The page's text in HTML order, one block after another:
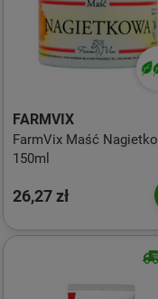
FARMVIX
FarmVix Maść
150ml
26,27 zł